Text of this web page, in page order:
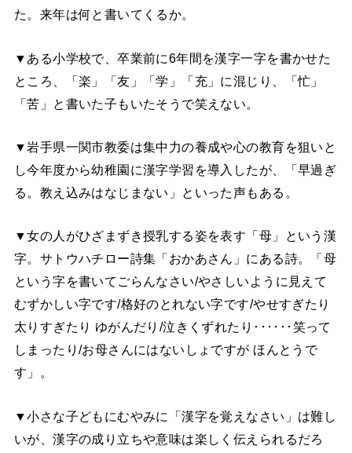
た。来年は何と書いてくるか。
▼ある小学校で、卒業前に6年間を漢字一字を書かせた
ところ、「楽」「友」「学」「充」に混じり、「忙」
「苦」と書いた子もいたそうで笑えない。
▼岩手県一関市教委は集中力の養成や心の教育を狙いと
し今年度から幼稚園に漢字学習を導入したが、「早過ぎ
る。教え込みはなじまない」といった声もある。
▼女の人がひざまずき授乳する姿を表す「母」という漢
字。サトウハチロー詩集「おかあさん」にある詩。「母
という字を書いてごらんなさい/やさしいように見えて
むずかしい字です/格好のとれない字です/やせすぎたり
太りすぎたり ゆがんだり/泣きくずれたり･･････笑って
しまったり/お母さんにはないしょですが ほんとうで
す」。
▼小さな子どもにむやみに「漢字を覚えなさい」は難し
いが、漢字の成り立ちや意味は楽しく伝えられるだろ